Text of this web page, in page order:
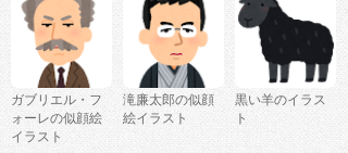
ガブリエル・フ
ォーレの似顔絵
イラスト
滝廉太郎の似顔
絵イラスト
黒い羊のイラス
ト